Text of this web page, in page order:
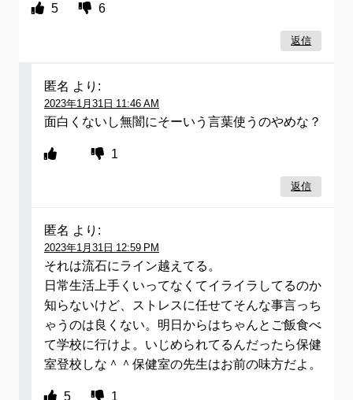
5 6
返信
匿名 より:
2023年1月31日 11:46 AM
面白くないし無闇にそーいう言葉使うのやめな？
1
返信
匿名 より:
2023年1月31日 12:59 PM
それは流石にライン越えてる。
日常生活上手くいってなくてイライラしてるのか
知らないけど、ストレスに任せてそんな事言っち
ゃうのは良くない。明日からはちゃんとご飯食べ
て学校に行けよ。いじめられてるんだったら保健
室登校しな＾＾保健室の先生はお前の味方だよ。
5 1